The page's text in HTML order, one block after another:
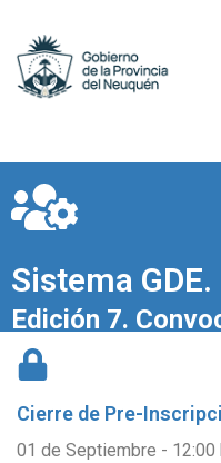
Sistema
Edición 7.
Cierre de Pre-
01 de Septiembre - 12:00